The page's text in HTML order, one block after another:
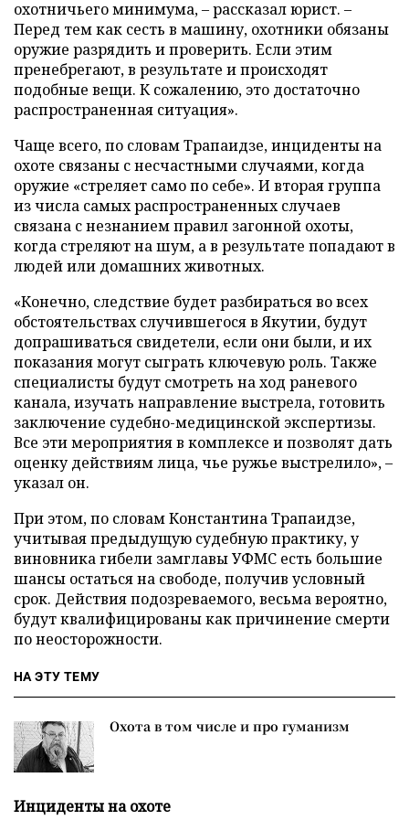
охотничьего минимума, – рассказал юрист. –
Перед тем как сесть в машину, охотники обязаны
оружие разрядить и проверить. Если этим
пренебрегают, в результате и происходят
подобные вещи. К сожалению, это достаточно
распространенная ситуация».
Чаще всего, по словам Трапаидзе, инциденты на
охоте связаны с несчастными случаями, когда
оружие «стреляет само по себе». И вторая группа
из числа самых распространенных случаев
связана с незнанием правил загонной охоты,
когда стреляют на шум, а в результате попадают в
людей или домашних животных.
«Конечно, следствие будет разбираться во всех
обстоятельствах случившегося в Якутии, будут
допрашиваться свидетели, если они были, и их
показания могут сыграть ключевую роль. Также
специалисты будут смотреть на ход раневого
канала, изучать направление выстрела, готовить
заключение судебно-медицинской экспертизы.
Все эти мероприятия в комплексе и позволят дать
оценку действиям лица, чье ружье выстрелило», –
указал он.
При этом, по словам Константина Трапаидзе,
учитывая предыдущую судебную практику, у
виновника гибели замглавы УФМС есть большие
шансы остаться на свободе, получив условный
срок. Действия подозреваемого, весьма вероятно,
будут квалифицированы как причинение смерти
по неосторожности.
НА ЭТУ ТЕМУ
Охота в том числе и про гуманизм
Инциденты на охоте